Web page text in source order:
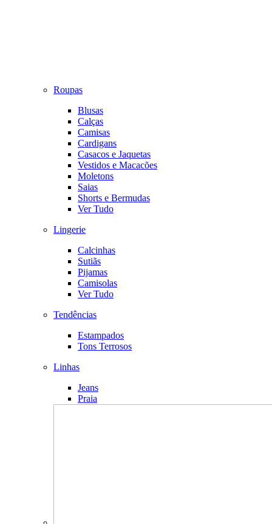
Roupas
Blusas
Calças
Camisas
Cardigans
Casacos e Jaquetas
Vestidos e Macacões
Moletons
Saias
Shorts e Bermudas
Ver Tudo
Lingerie
Calcinhas
Sutiãs
Pijamas
Camisolas
Ver Tudo
Tendências
Estampados
Tons Terrosos
Linhas
Jeans
Praia